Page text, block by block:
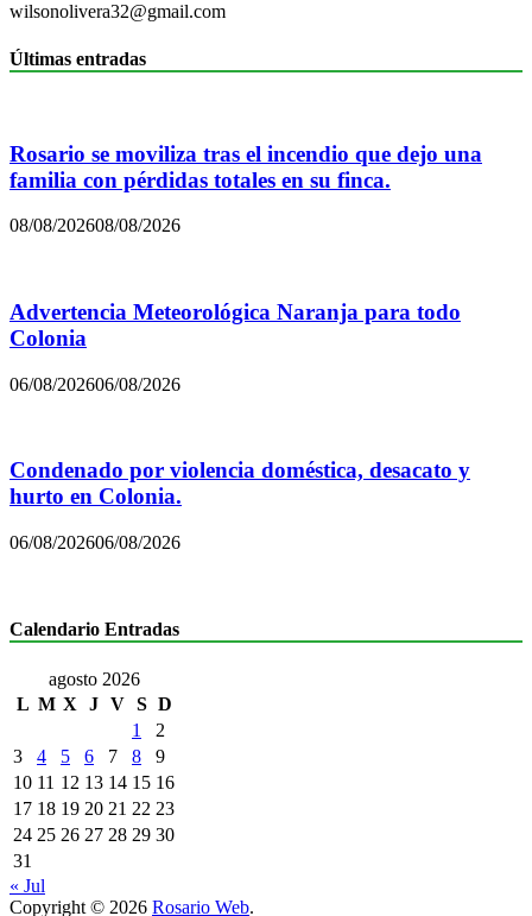
wilsonolivera32@gmail.com
Últimas entradas
Rosario se moviliza tras el incendio que dejo una
familia con pérdidas totales en su finca.
08/08/202608/08/2026
Advertencia Meteorológica Naranja para todo
Colonia
06/08/202606/08/2026
Condenado por violencia doméstica, desacato y
hurto en Colonia.
06/08/202606/08/2026
Calendario Entradas
agosto 2026
L M X J V S D
1
2
3
4 5 6 7 8
9
10 11 12 13 14 15 16
17 18 19 20 21 22 23
24 25 26 27 28 29 30
31
« Jul
Copyright © 2026 Rosario Web.